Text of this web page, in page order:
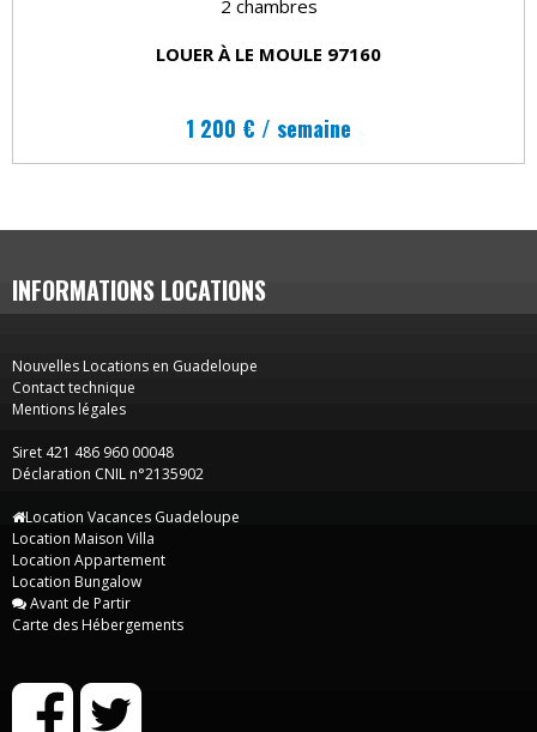
2 chambres
LOUER À LE MOULE 97160
1 200 € / semaine
INFORMATIONS LOCATIONS
Nouvelles Locations en Guadeloupe
Contact technique
Mentions légales
Siret 421 486 960 00048
Déclaration CNIL n°2135902
Location Vacances Guadeloupe
Location Maison Villa
Location Appartement
Location Bungalow
Avant de Partir
Carte des Hébergements